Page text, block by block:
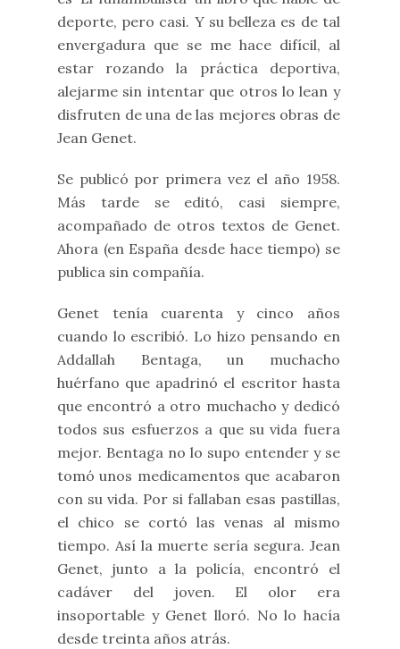
deporte, pero casi. Y su belleza es de tal
envergadura que se me hace difícil, al
estar rozando la práctica deportiva,
alejarme sin intentar que otros lo lean y
disfruten de una de las mejores obras de
Jean Genet.
Se publicó por primera vez el año 1958.
Más tarde se editó, casi siempre,
acompañado de otros textos de Genet.
Ahora (en España desde hace tiempo) se
publica sin compañía.
Genet tenía cuarenta y cinco años
cuando lo escribió. Lo hizo pensando en
Addallah Bentaga, un muchacho
huérfano que apadrinó el escritor hasta
que encontró a otro muchacho y dedicó
todos sus esfuerzos a que su vida fuera
mejor. Bentaga no lo supo entender y se
tomó unos medicamentos que acabaron
con su vida. Por si fallaban esas pastillas,
el chico se cortó las venas al mismo
tiempo. Así la muerte sería segura. Jean
Genet, junto a la policía, encontró el
cadáver del joven. El olor era
insoportable y Genet lloró. No lo hacía
desde treinta años atrás.